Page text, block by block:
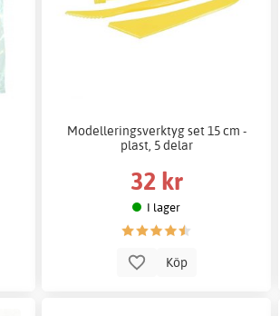
Modelleringsverktyg set 15 cm -
plast, 5 delar
32 kr
I lager
Köp